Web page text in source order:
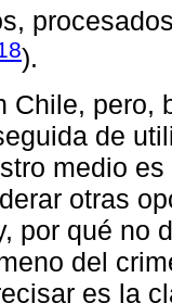
).
Chile, pero,
de
medio
otras
por qué no
del
es la